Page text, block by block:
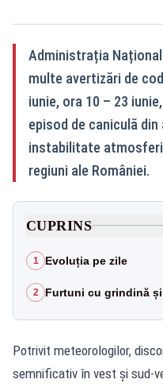
Administrația
multe avertizări de
iunie, ora 10 – 23
episod de caniculă
instabilitate
regiuni ale României.
CUPRINS
1 Evoluția pe zile
2 Furtuni cu grindină
Potrivit meteorologilor,
semnificativ în vest și sud-